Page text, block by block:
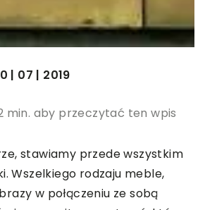
| 07 | 2019
min. aby przeczytać ten wpis
stawiamy przede wszystkim
Wszelkiego rodzaju meble,
w połączeniu ze sobą